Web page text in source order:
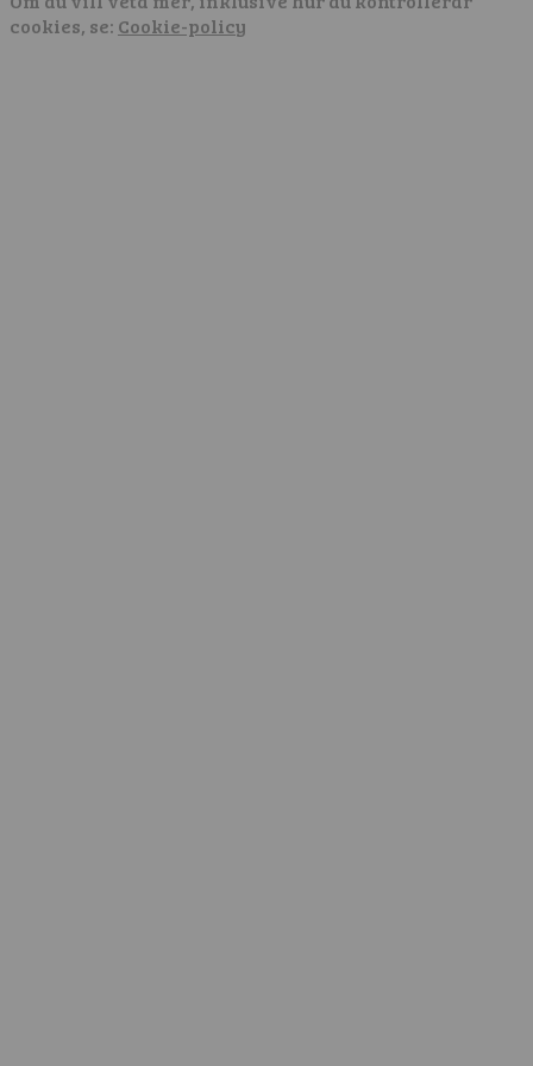
cookies, se: Cookie-policy